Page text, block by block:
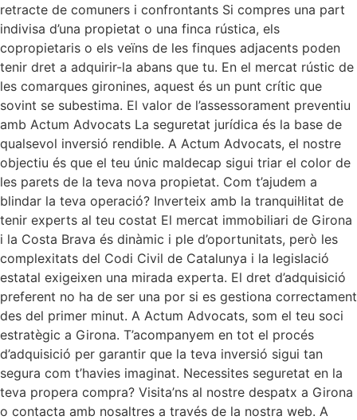
retracte de comuners i confrontants Si compres una part
indivisa d’una propietat o una finca rústica, els
copropietaris o els veïns de les finques adjacents poden
tenir dret a adquirir-la abans que tu. En el mercat rústic de
les comarques gironines, aquest és un punt crític que
sovint se subestima. El valor de l’assessorament preventiu
amb Actum Advocats La seguretat jurídica és la base de
qualsevol inversió rendible. A Actum Advocats, el nostre
objectiu és que el teu únic maldecap sigui triar el color de
les parets de la teva nova propietat. Com t’ajudem a
blindar la teva operació? Inverteix amb la tranquil·litat de
tenir experts al teu costat El mercat immobiliari de Girona
i la Costa Brava és dinàmic i ple d’oportunitats, però les
complexitats del Codi Civil de Catalunya i la legislació
estatal exigeixen una mirada experta. El dret d’adquisició
preferent no ha de ser una por si es gestiona correctament
des del primer minut. A Actum Advocats, som el teu soci
estratègic a Girona. T’acompanyem en tot el procés
d’adquisició per garantir que la teva inversió sigui tan
segura com t’havies imaginat. Necessites seguretat en la
teva propera compra? Visita’ns al nostre despatx a Girona
o contacta amb nosaltres a través de la nostra web. A